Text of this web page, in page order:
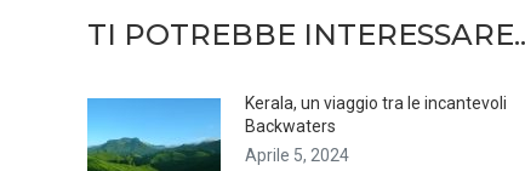
TI POTREBBE
Kerala, un viaggio tra le incantevoli
Backwaters
Aprile 5, 2024